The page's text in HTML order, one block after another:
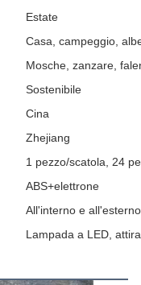
Estate
Casa, campeggio,
Mosche, zanzare,
Sostenibile
Cina
Zhejiang
1 pezzo/scatola, 24
ABS+elettrone
All'interno e all'esterno
Lampada a LED,